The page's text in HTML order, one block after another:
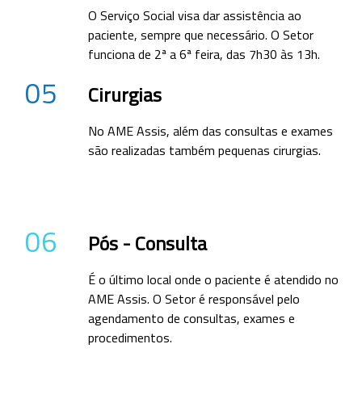
O Serviço Social visa dar assistência ao
paciente, sempre que necessário. O Setor
funciona de 2ª a 6ª feira, das 7h30 às 13h.
05 Cirurgias
No AME Assis, além das consultas e exames
são realizadas também pequenas cirurgias.
06 Pós - Consulta
É o último local onde o paciente é atendido no
AME Assis. O Setor é responsável pelo
agendamento de consultas, exames e
procedimentos.